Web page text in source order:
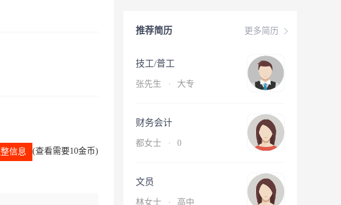
信息 (查看需要10金币)
更多简历
推荐简历
技工/普工
张先生 · 大专
财务会计
都女士 · 0
文员
林女士 · 高中